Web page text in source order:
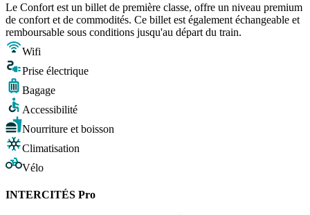
Le Confort est un billet de première classe, offre un niveau premium
de confort et de commodités. Ce billet est également échangeable et
remboursable sous conditions jusqu'au départ du train.
Wifi
Prise électrique
Bagage
Accessibilité
Nourriture et boisson
Climatisation
Vélo
INTERCITÉS Pro